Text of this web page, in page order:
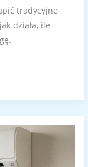
tradycyjne
działa, ile